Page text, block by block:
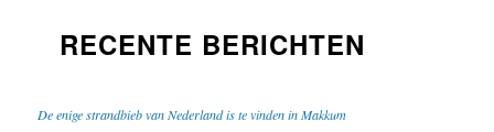
RECENTE BERICHTEN
De enige strandbieb van Nederland is te vinden in Makkum